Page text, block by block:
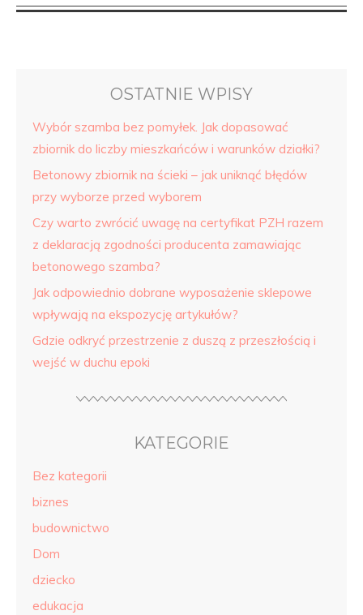
OSTATNIE WPISY
Wybór szamba bez pomyłek. Jak dopasować
zbiornik do liczby mieszkańców i warunków działki?
Betonowy zbiornik na ścieki – jak uniknąć błędów
przy wyborze przed wyborem
Czy warto zwrócić uwagę na certyfikat PZH razem
z deklaracją zgodności producenta zamawiając
betonowego szamba?
Jak odpowiednio dobrane wyposażenie sklepowe
wpływają na ekspozycję artykułów?
Gdzie odkryć przestrzenie z duszą z przeszłością i
wejść w duchu epoki
KATEGORIE
Bez kategorii
biznes
budownictwo
Dom
dziecko
edukacja